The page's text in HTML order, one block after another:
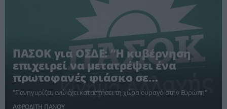
ΠΑΣΟΚ για ΟΣΔΕ: “Η κυβέρνηση
επιχειρεί να μετατρέψει ένα
πρωτοφανές φιάσκο σε
πρωθυπουργική φιέστα”
"Πανηγυρίζει, ενώ έχει καταστήσει τη χώρα ουραγό στην Ευρώπη"
ΑΦΡΟΔΙΤΗ ΠΑΝΟΥ